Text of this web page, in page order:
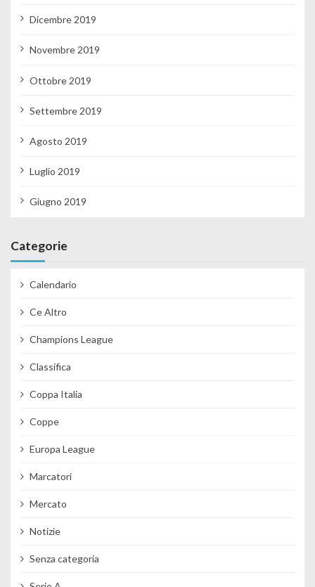
Dicembre 2019
Novembre 2019
Ottobre 2019
Settembre 2019
Agosto 2019
Luglio 2019
Giugno 2019
Categorie
Calendario
Ce Altro
Champions League
Classifica
Coppa Italia
Coppe
Europa League
Marcatori
Mercato
Notizie
Senza categoria